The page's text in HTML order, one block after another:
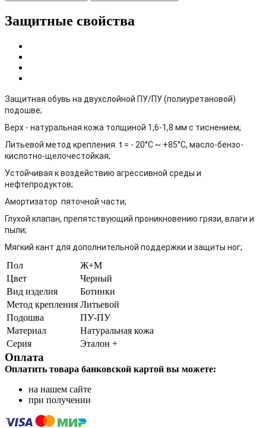
Защитные свойства
Защитная обувь на двухслойной ПУ/ПУ (полиуретановой)
подошве;
Верх - натуральная кожа толщиной 1,6-1,8 мм с тиснением;
Литьевой метод крепления. t = - 20°С ~ +85°С, масло-бензо-
кислотно-щелочестойкая;
Устойчивая к воздействию агрессивной среды и
нефтепродуктов;
Амортизатор пяточной части;
Глухой клапан, препятствующий проникновению грязи, влаги и
пыли;
Мягкий кант для дополнительной поддержки и защиты ног;
Пол
Ж+М
Цвет
Черный
Вид изделия
Ботинки
Метод крепления Литьевой
Подошва
ПУ-ПУ
Материал
Натуральная кожа
Серия
Эталон +
Оплата
Оплатить товара банковской картой вы можете:
на нашем сайте
при получении